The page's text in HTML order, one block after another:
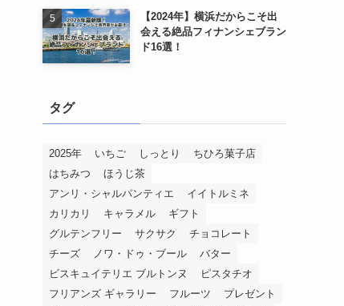
【2024年】横浜だからこそ出
会える絶品フィナンシェブラン
ド16選！
タグ
2025年 いちご しっとり
ちひろ菓子店
はちみつ
ほうじ茶
アンリ・シャルパンティエ
イイトルミネ
カリカリ
キャラメル
ギフト
グルテンフリー
サクサク
チョコレート
チーズ
ノワ・ドゥ・ブール
バター
ビスキュイテリエ ブルトンヌ
ピスタチオ
フリアンズ ギャラリー
フルーツ
プレゼント